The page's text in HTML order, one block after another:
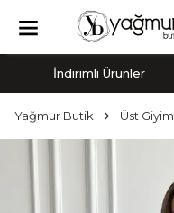
İndirimli Ürünler
Yağmur Butik Üst Giyim